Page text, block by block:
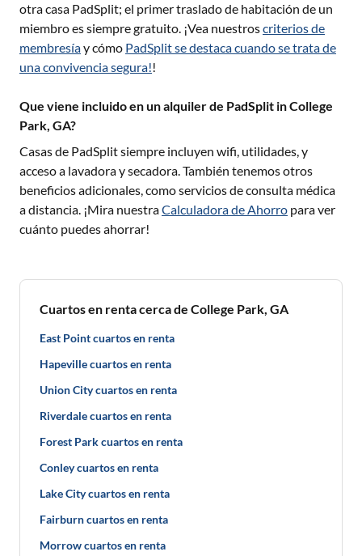
otra casa PadSplit; el primer traslado de habitación de un
miembro es siempre gratuito. ¡Vea nuestroscriterios de
membresíay cómo PadSplit se destaca cuando se trata de
una convivencia segura!!
Que viene incluido en un alquiler de PadSplit in College
Park, GA?
Casas de PadSplit siempre incluyen wifi, utilidades, y
acceso a lavadora y secadora. También tenemos otros
beneficios adicionales, como servicios de consulta médica
a distancia. ¡Mira nuestraCalculadora de Ahorro para ver
cuánto puedes ahorrar!
Cuartos en renta cerca de College Park, GA
East Point cuartos en renta
Hapeville cuartos en renta
Union City cuartos en renta
Riverdale cuartos en renta
Forest Park cuartos en renta
Conley cuartos en renta
Lake City cuartos en renta
Fairburn cuartos en renta
Morrow cuartos en renta